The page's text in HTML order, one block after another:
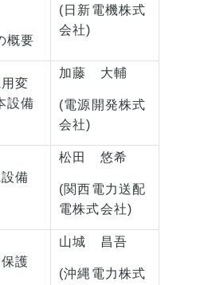
概要
(日新電機株式
会社)
変
設備
加藤 大輔
(電源開発株式
会社)
備
松田 悠希
(関西電力送配
電株式会社)
護
山城 昌吾
(沖縄電力株式